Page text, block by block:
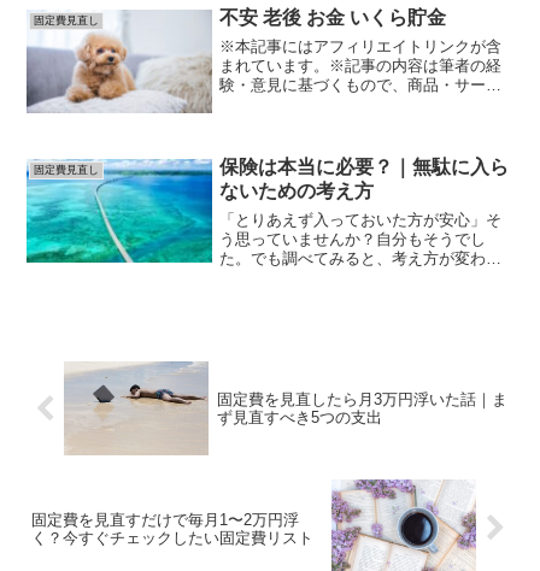
か」と漠然とした不安を抱えていまし
た。しかし実際に行動して...
固定費見直し 不安 老後 お金 いくら貯金
※本記事にはアフィリエイトリンクが含
まれています。※記事の内容は筆者の経
験・意見に基づくもので、商品・サービ
任で行ってください。ほん...
固定費見直し
保険は本当に必要？｜無駄に入ら
ないための考え方
「とりあえず入っておいた方が安心」そ
う思っていませんか？自分もそうでし
た。でも調べてみると、考え方が変わり
固定費を見直したら月3万円浮いた話｜ま
ず見直すべき5つの支出
固定費を見直すだけで毎月1〜2万円浮
く？今すぐチェックしたい固定費リスト